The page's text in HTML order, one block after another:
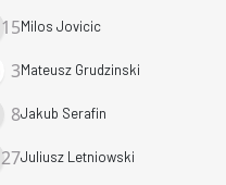
15Milos Jovicic
3Mateusz Grudzinski
8Jakub Serafin
27Juliusz Letniowski